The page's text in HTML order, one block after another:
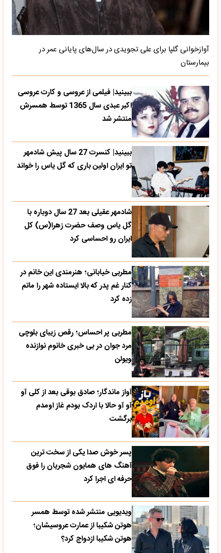
آوازخوانی گلپا برای علی تجویدی در سال‌های پایانی عمر در
بیمارستان
ببینید| فیلمی از عروسی و کارت عروسی
اکبر عبدی سال 1365 توسط همسرش
منتشر شد
ببینید| کنسرت 27 سال پیش شادمهر
تو ایران اولین باری که گل یاس را خواند
شادمهر عقیلی بعد 27 سال دوباره با
گل یاس وصف حضرت زهرا(س) کل
ایران رو احساسی کرد
مطربی خیابانی؛ هنرمندی این خانم در
کنار غم پدر که بالا ایستاده شهر را ماتم
زده کرد
مطربی پر احساس؛ رقص زیبای بلوچی
مرد جوان در بی خبری خانوم نوازنده
ویولن
آواز ماندگار؛ صادق بوقی بعد از کلی آو
آو آو حالا با اردک بودم غاز اومدم
برگشت
پسر خوش صدا یکی از سخت ترین
آهنگ های همایون شجریان را فوق
حرفه ای اجرا کرد
ویدیویی منتشر شده توسط همسر
هوتن شکیبا از عمارت عروسیشان؛
هوتن شکیبا ازدواج کرد؟